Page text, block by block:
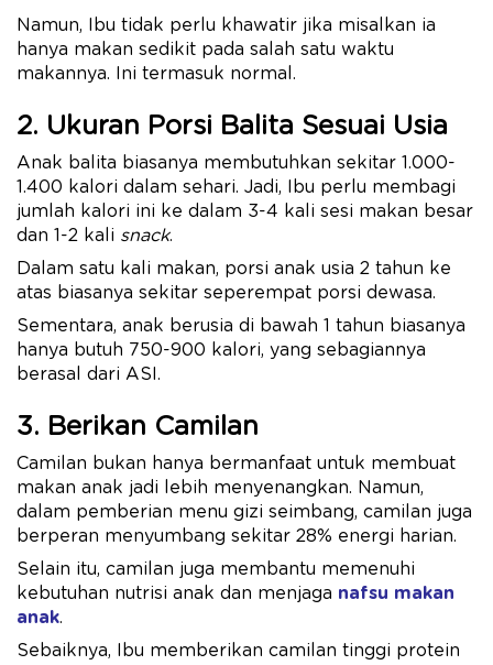
Namun, Ibu tidak perlu khawatir jika misalkan ia
hanya makan sedikit pada salah satu waktu
makannya. Ini termasuk normal.
2. Ukuran Porsi Balita Sesuai Usia
Anak balita biasanya membutuhkan sekitar 1.000-
1.400 kalori dalam sehari. Jadi, Ibu perlu membagi
jumlah kalori ini ke dalam 3-4 kali sesi makan besar
dan 1-2 kali snack.
Dalam satu kali makan, porsi anak usia 2 tahun ke
atas biasanya sekitar seperempat porsi dewasa.
Sementara, anak berusia di bawah 1 tahun biasanya
hanya butuh 750-900 kalori, yang sebagiannya
berasal dari ASI.
3. Berikan Camilan
Camilan bukan hanya bermanfaat untuk membuat
makan anak jadi lebih menyenangkan. Namun,
dalam pemberian menu gizi seimbang, camilan juga
berperan menyumbang sekitar 28% energi harian.
Selain itu, camilan juga membantu memenuhi
kebutuhan nutrisi anak dan menjaga nafsu makan
anak.
Sebaiknya, Ibu memberikan camilan tinggi protein